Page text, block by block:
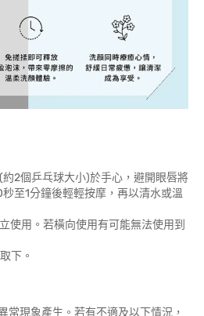
2個乒乓球大小)於手心，避開眼唇將
至1分鐘後輕輕按摩，再以清水或溫
使用。若橫向使用有可能無法使用到
下。
常現象產生。若有不適及以下情況，